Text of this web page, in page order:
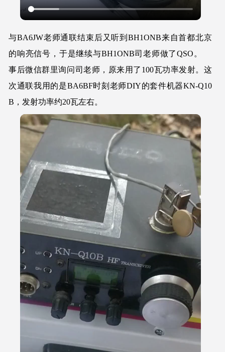
与BA6JW老师通联结束后又听到BH1ONB来自首都北京
的响亮信号，于是继续与BH1ONB司老师做了QSO。
事后微信群里询问司老师，原来用了100瓦功率发射。这
次通联我用的是BA6BF时刻老师DIY的套件机器KN-Q10
B，发射功率约20瓦左右。